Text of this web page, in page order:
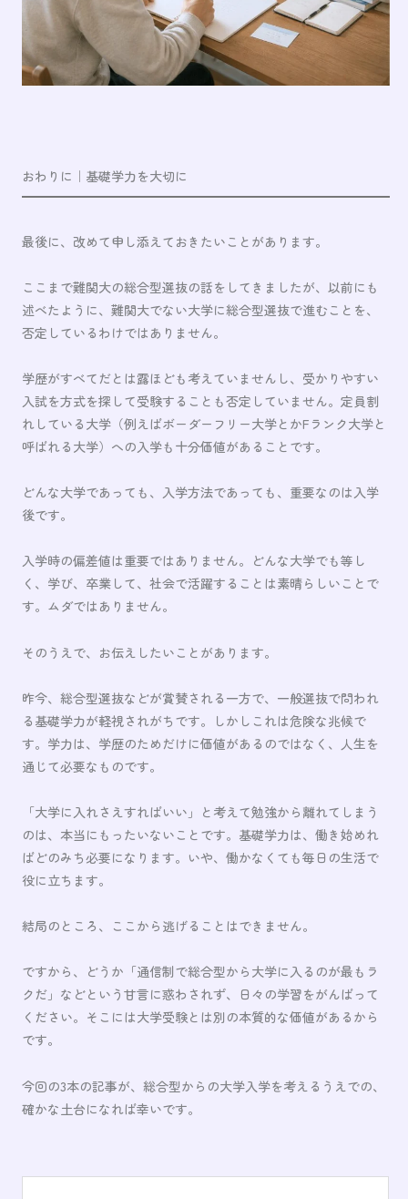
おわりに｜基礎学力を大切に
最後に、改めて申し添えておきたいことがあります。
ここまで難関大の総合型選抜の話をしてきましたが、以前にも
述べたように、難関大でない大学に総合型選抜で進むことを、
否定しているわけではありません。
学歴がすべてだとは露ほども考えていませんし、受かりやすい
入試を方式を探して受験することも否定していません。定員割
れしている大学（例えばボーダーフリー大学とかFランク大学と
呼ばれる大学）への入学も十分価値があることです。
どんな大学であっても、入学方法であっても、重要なのは入学
後です。
入学時の偏差値は重要ではありません。どんな大学でも等し
く、学び、卒業して、社会で活躍することは素晴らしいことで
す。ムダではありません。
そのうえで、お伝えしたいことがあります。
昨今、総合型選抜などが賞賛される一方で、一般選抜で問われ
る基礎学力が軽視されがちです。しかしこれは危険な兆候で
す。学力は、学歴のためだけに価値があるのではなく、人生を
通じて必要なものです。
「大学に入れさえすればいい」と考えて勉強から離れてしまう
のは、本当にもったいないことです。基礎学力は、働き始めれ
ばどのみち必要になります。いや、働かなくても毎日の生活で
役に立ちます。
結局のところ、ここから逃げることはできません。
ですから、どうか「通信制で総合型から大学に入るのが最もラ
クだ」などという甘言に惑わされず、日々の学習をがんばって
ください。そこには大学受験とは別の本質的な価値があるから
です。
今回の3本の記事が、総合型からの大学入学を考えるうえでの、
確かな土台になれば幸いです。